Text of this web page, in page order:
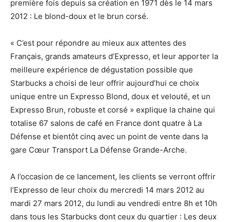
première fois depuis sa création en 1971 dès le 14 mars
2012 : Le blond-doux et le brun corsé.
« C’est pour répondre au mieux aux attentes des
Français, grands amateurs d’Expresso, et leur apporter la
meilleure expérience de dégustation possible que
Starbucks a choisi de leur offrir aujourd’hui ce choix
unique entre un Expresso Blond, doux et velouté, et un
Expresso Brun, robuste et corsé » explique la chaine qui
totalise 67 salons de café en France dont quatre à La
Défense et bientôt cinq avec un point de vente dans la
gare Cœur Transport La Défense Grande-Arche.
A l’occasion de ce lancement, les clients se verront offrir
l’Expresso de leur choix du mercredi 14 mars 2012 au
mardi 27 mars 2012, du lundi au vendredi entre 8h et 10h
dans tous les Starbucks dont ceux du quartier : Les deux